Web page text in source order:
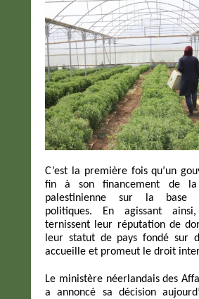
C’est la première fois qu’un
fin à son financement de la
palestinienne sur la base
politiques. En agissant
ternissent leur réputation de
leur statut de pays fondé sur
accueille et promeut le droit
Le ministère néerlandais des
a annoncé sa décision